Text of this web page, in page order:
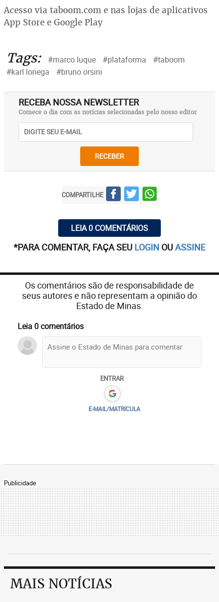
Acesso via taboom.com e nas lojas de aplicativos
App Store e Google Play
Tags: #marco luque #plataforma
#taboom
#karl loriega
#bruno orsini
RECEBA NOSSA NEWSLETTER
Comece o dia com as notícias selecionadas pelo nosso editor
RECEBER
COMPARTILHE
LEIA 0 COMENTÁRIOS
*PARA COMENTAR, FAÇA SEU LOGIN OUASSINE
Os comentários são de responsabilidade de
seus autores e não representam a opinião do
Estado de Minas.
Leia 0 comentários
ENTRAR
E-MAIL/MATRICULA
Publicidade
MAIS NOTÍCIAS